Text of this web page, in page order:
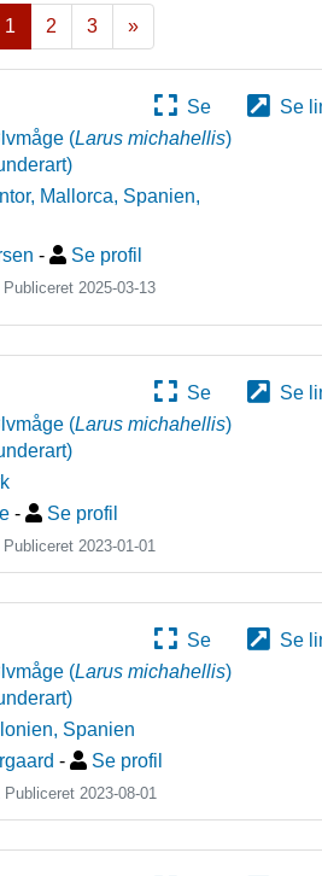
1 2 3
»
Næste
Se
Se
(Larus michahellis)
)
Mallorca, Spanien,
- Se profil
Publiceret2025-03-13
Se
Se
(Larus michahellis)
)
- Se profil
Publiceret 2023-01-01
Se
Se
(Larus michahellis)
)
, Spanien
- Se profil
Publiceret 2023-08-01